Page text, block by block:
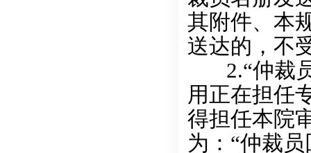
其附件、本
送达的，不
2.“仲裁员
用正在担任
得担任本院
为：“仲裁